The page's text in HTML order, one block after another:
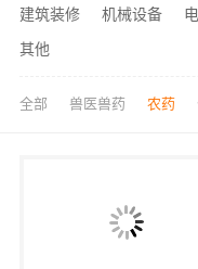
建筑装修
机械设备
其他
全部 兽医兽药 农药